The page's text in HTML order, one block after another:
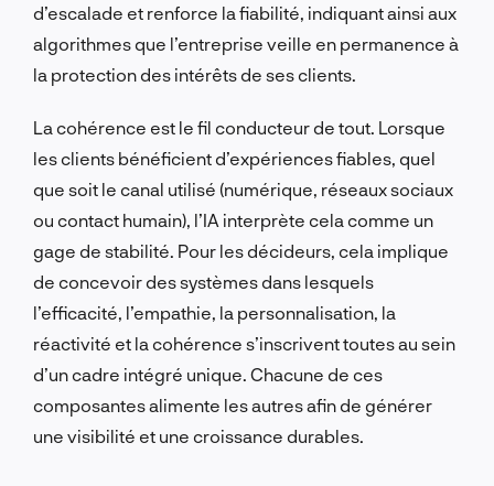
d’escalade et renforce la fiabilité, indiquant ainsi aux
algorithmes que l’entreprise veille en permanence à
la protection des intérêts de ses clients.
La cohérence est le fil conducteur de tout. Lorsque
les clients bénéficient d’expériences fiables, quel
que soit le canal utilisé (numérique, réseaux sociaux
ou contact humain), l’IA interprète cela comme un
gage de stabilité. Pour les décideurs, cela implique
de concevoir des systèmes dans lesquels
l’efficacité, l’empathie, la personnalisation, la
réactivité et la cohérence s’inscrivent toutes au sein
d’un cadre intégré unique. Chacune de ces
composantes alimente les autres afin de générer
une visibilité et une croissance durables.